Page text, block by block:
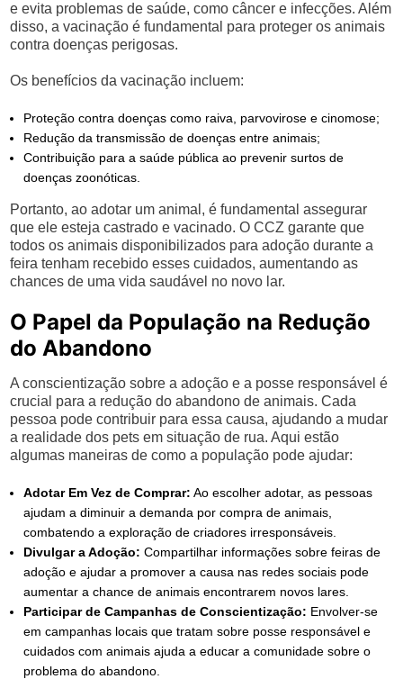
e evita problemas de saúde, como câncer e infecções. Além
disso, a vacinação é fundamental para proteger os animais
contra doenças perigosas.
Os benefícios da vacinação incluem:
Proteção contra doenças como raiva, parvovirose e cinomose;
Redução da transmissão de doenças entre animais;
Contribuição para a saúde pública ao prevenir surtos de
doenças zoonóticas.
Portanto, ao adotar um animal, é fundamental assegurar
que ele esteja castrado e vacinado. O CCZ garante que
todos os animais disponibilizados para adoção durante a
feira tenham recebido esses cuidados, aumentando as
chances de uma vida saudável no novo lar.
O Papel da População na Redução
do Abandono
A conscientização sobre a adoção e a posse responsável é
crucial para a redução do abandono de animais. Cada
pessoa pode contribuir para essa causa, ajudando a mudar
a realidade dos pets em situação de rua. Aqui estão
algumas maneiras de como a população pode ajudar:
Adotar Em Vez de Comprar: Ao escolher adotar, as pessoas
ajudam a diminuir a demanda por compra de animais,
combatendo a exploração de criadores irresponsáveis.
Divulgar a Adoção: Compartilhar informações sobre feiras de
adoção e ajudar a promover a causa nas redes sociais pode
aumentar a chance de animais encontrarem novos lares.
Participar de Campanhas de Conscientização: Envolver-se
em campanhas locais que tratam sobre posse responsável e
cuidados com animais ajuda a educar a comunidade sobre o
problema do abandono.